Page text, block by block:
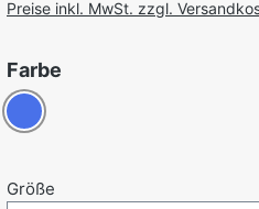
Preise inkl. MwSt. zzgl.
Farbe
Blau
Größe